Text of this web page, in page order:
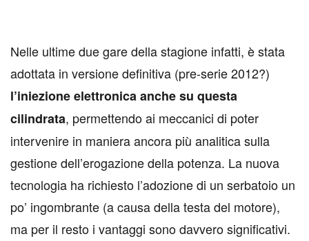
Nelle ultime due gare della stagione infatti, è stata
adottata in versione definitiva (pre-serie 2012?)
l’iniezione elettronica anche su questa
cilindrata, permettendo ai meccanici di poter
intervenire in maniera ancora più analitica sulla
gestione dell’erogazione della potenza. La nuova
tecnologia ha richiesto l’adozione di un serbatoio un
po’ ingombrante (a causa della testa del motore),
ma per il resto i vantaggi sono davvero significativi.